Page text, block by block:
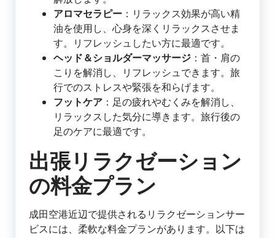
アロマセラピー ：リラックス効果が高い精
油を使用し、心身を深くリラックスさせま
す。リフレッシュしたい方に最適です。
ヘッド＆ショルダーマッサージ ：首・肩の
こりを解消し、リフレッシュできます。旅
行でのストレスや緊張を和らげます。
フットケア ：足の疲れやむくみを解消し、
リラックスした気分に導きます。旅行後の
足のケアに最適です。
出張リラクゼーション
の料金プラン
成田空港近辺で提供されるリラクゼーションサー
ビスには、柔軟な料金プランがあります。以下は